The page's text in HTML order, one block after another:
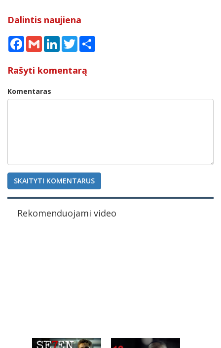
Dalintis naujiena
Facebook
Gmail LinkedInTwitter
Rašyti komentarą
Komentaras
SKAITYTI KOMENTARUS
Rekomenduojami video